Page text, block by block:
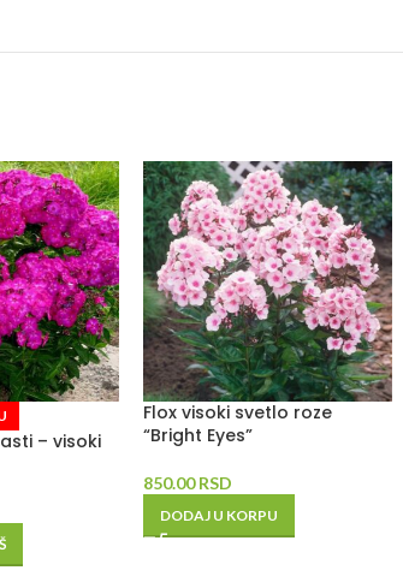
– visoki
Flox visoki svetlo roze
“Bright Eyes”
850.00RSD
DODAJ U KORPU